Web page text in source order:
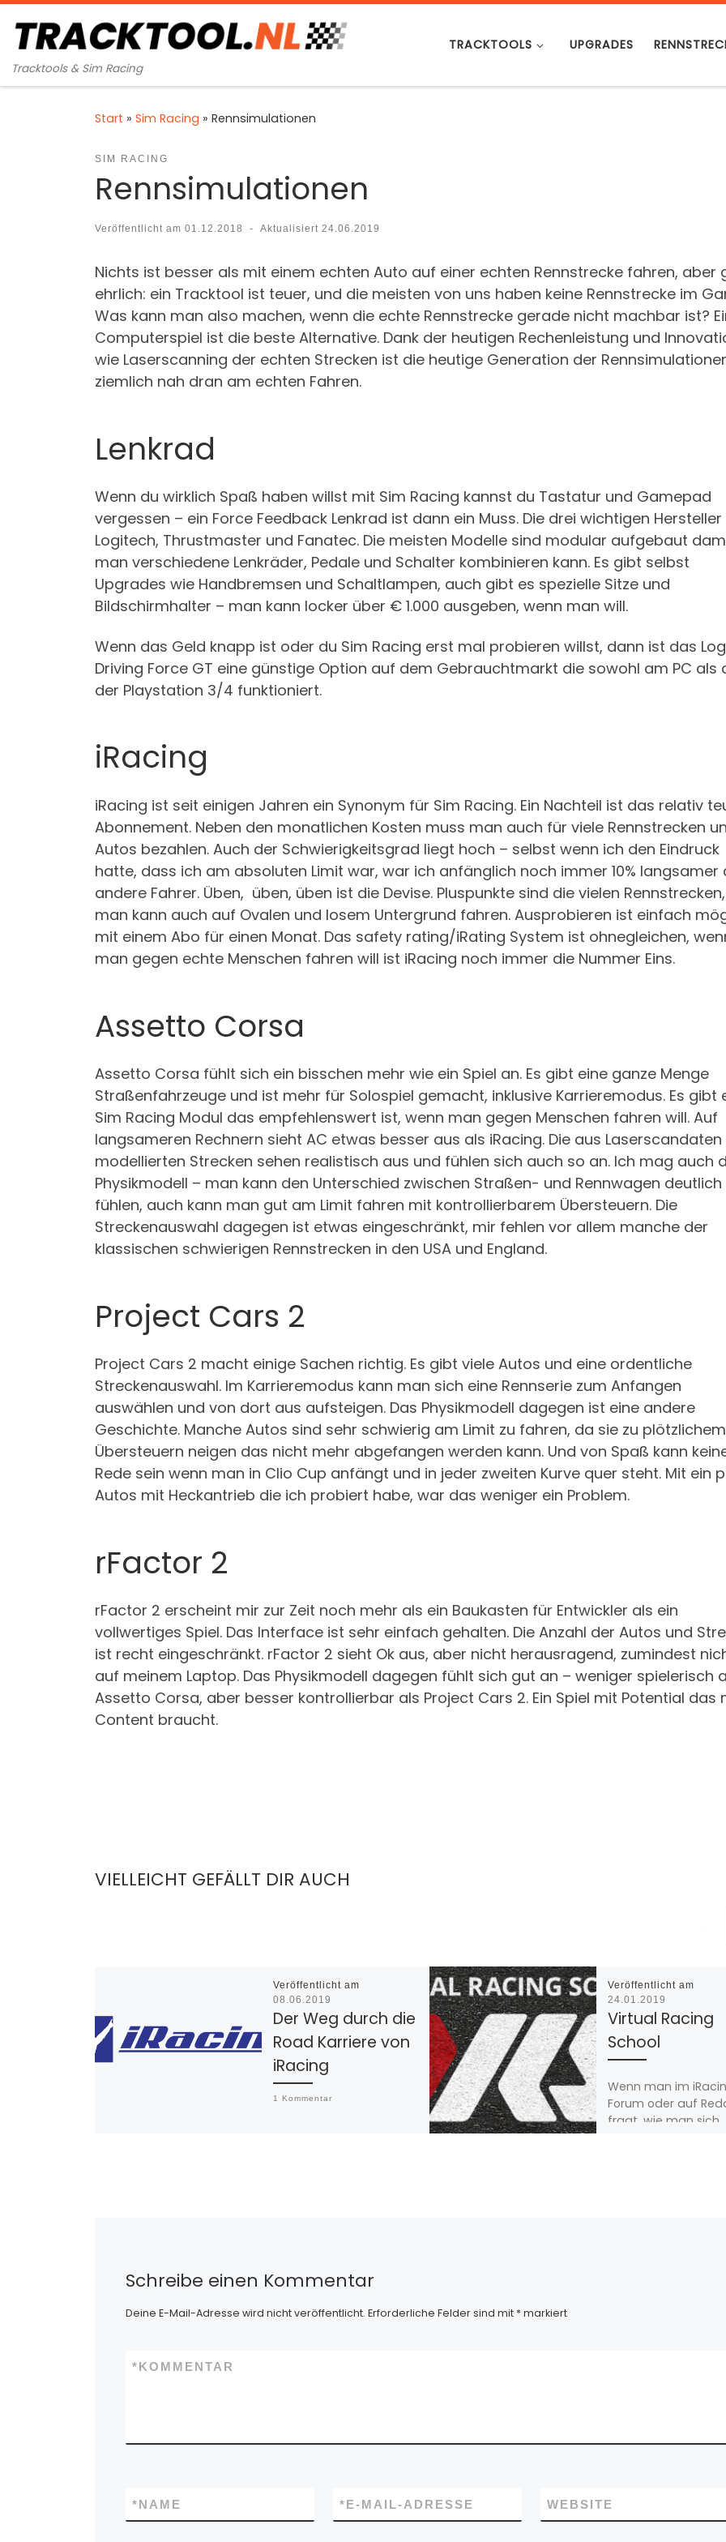
Zum Inhalt springen
Tracktools & Sim Racing
TRACKTOOLS UPGRADES
Start » Sim Racing » Rennsimulationen
SIM RACING
Rennsimulationen
Veröffentlicht am 01.12.2018 - Aktualisiert 24.06.2019
Nichts ist besser als mit einem echten Auto auf einer echten Rennstrecke fahren, aber
ehrlich: ein Tracktool ist teuer, und die meisten von uns haben keine Rennstrecke im
Was kann man also machen, wenn die echte Rennstrecke gerade nicht machbar ist?
Computerspiel ist die beste Alternative. Dank der heutigen Rechenleistung und
wie Laserscanning der echten Strecken ist die heutige Generation der
ziemlich nah dran am echten Fahren.
Lenkrad
Wenn du wirklich Spaß haben willst mit Sim Racing kannst du Tastatur und Gamepad
vergessen – ein Force Feedback Lenkrad ist dann ein Muss. Die drei wichtigen Hersteller
Logitech, Thrustmaster und Fanatec. Die meisten Modelle sind modular aufgebaut
man verschiedene Lenkräder, Pedale und Schalter kombinieren kann. Es gibt selbst
Upgrades wie Handbremsen und Schaltlampen, auch gibt es spezielle Sitze und
Bildschirmhalter – man kann locker über € 1.000 ausgeben, wenn man will.
Wenn das Geld knapp ist oder du Sim Racing erst mal probieren willst, dann ist das
Driving Force GT eine günstige Option auf dem Gebrauchtmarkt die sowohl am PC als
der Playstation 3/4 funktioniert.
iRacing
iRacing ist seit einigen Jahren ein Synonym für Sim Racing. Ein Nachteil ist das relativ
Abonnement. Neben den monatlichen Kosten muss man auch für viele Rennstrecken
Autos bezahlen. Auch der Schwierigkeitsgrad liegt hoch – selbst wenn ich den Eindruck
hatte, dass ich am absoluten Limit war, war ich anfänglich noch immer 10% langsamer
andere Fahrer. Üben, üben, üben ist die Devise. Pluspunkte sind die vielen
man kann auch auf Ovalen und losem Untergrund fahren. Ausprobieren ist einfach
mit einem Abo für einen Monat. Das safety rating/iRating System ist ohnegleichen,
man gegen echte Menschen fahren will ist iRacing noch immer die Nummer Eins.
Assetto Corsa
Assetto Corsa fühlt sich ein bisschen mehr wie ein Spiel an. Es gibt eine ganze Menge
Straßenfahrzeuge und ist mehr für Solospiel gemacht, inklusive Karrieremodus. Es gibt
Sim Racing Modul das empfehlenswert ist, wenn man gegen Menschen fahren will. Auf
langsameren Rechnern sieht AC etwas besser aus als iRacing. Die aus Laserscandaten
modellierten Strecken sehen realistisch aus und fühlen sich auch so an. Ich mag auch
Physikmodell – man kann den Unterschied zwischen Straßen- und Rennwagen deutlich
fühlen, auch kann man gut am Limit fahren mit kontrollierbarem Übersteuern. Die
Streckenauswahl dagegen ist etwas eingeschränkt, mir fehlen vor allem manche der
klassischen schwierigen Rennstrecken in den USA und England.
Project Cars 2
Project Cars 2 macht einige Sachen richtig. Es gibt viele Autos und eine ordentliche
Streckenauswahl. Im Karrieremodus kann man sich eine Rennserie zum Anfangen
auswählen und von dort aus aufsteigen. Das Physikmodell dagegen ist eine andere
Geschichte. Manche Autos sind sehr schwierig am Limit zu fahren, da sie zu plötzlichem
Übersteuern neigen das nicht mehr abgefangen werden kann. Und von Spaß kann
Rede sein wenn man in Clio Cup anfängt und in jeder zweiten Kurve quer steht. Mit ein
Autos mit Heckantrieb die ich probiert habe, war das weniger ein Problem.
rFactor 2
rFactor 2 erscheint mir zur Zeit noch mehr als ein Baukasten für Entwickler als ein
vollwertiges Spiel. Das Interface ist sehr einfach gehalten. Die Anzahl der Autos und
ist recht eingeschränkt. rFactor 2 sieht Ok aus, aber nicht herausragend, zumindest
auf meinem Laptop. Das Physikmodell dagegen fühlt sich gut an – weniger spielerisch
Assetto Corsa, aber besser kontrollierbar als Project Cars 2. Ein Spiel mit Potential das
Content braucht.
VIELLEICHT GEFÄLLT DIR AUCH
Veröffentlicht am
08.06.2019
Der Weg durch die
Road Karriere von
iRacing
1 Kommentar
Veröffentlicht am
24.01.2019
Virtual Racing
School
Wenn man im
Forum oder auf
fragt, wie man sich
Schreibe einen Kommentar
Deine E-Mail-Adresse wird nicht veröffentlicht. Erforderliche Felder sind mit * markiert
KOMMENTAR
*
NAME
* E-MAIL-ADRESSE
* WEBSITE